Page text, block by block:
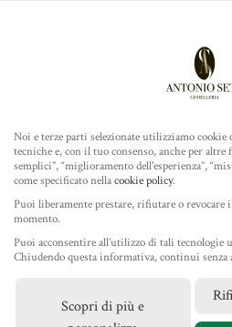
ROLEX
IL
Home/Gioielleria/Gioielli Marco
Paradise
Noi e terze parti selezionate utilizziamo
tecniche e, con il tuo consenso, anche per
semplici”, “miglioramento dell'esperienza”,
come specificato nellacookie policy.
Puoi liberamente prestare, rifiutare o revocare
momento.
Puoi acconsentire all’utilizzo di tali tecnologie
Chiudendo questa informativa, continui senza
Scopri di più e